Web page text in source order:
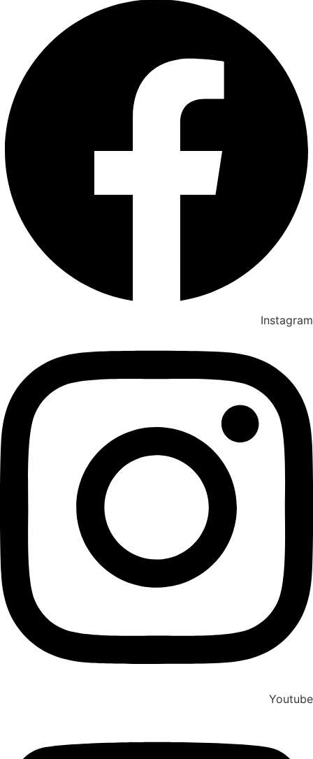
Instagram
Youtube